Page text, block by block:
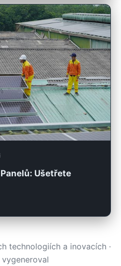
Ušetřete
technologiích a inovacích ·